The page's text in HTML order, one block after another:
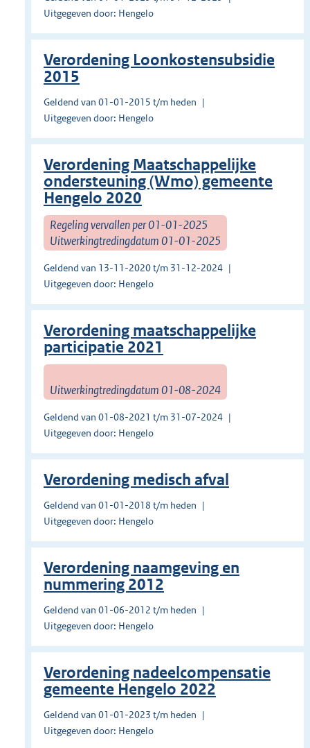
Uitgegeven door: Hengelo
Verordening Loonkostensubsidie
2015
Geldend van 01-01-2015 t/m heden
Uitgegeven door: Hengelo
Verordening Maatschappelijke
ondersteuning (Wmo) gemeente
Hengelo 2020
Regeling vervallen per 01-01-2025
Uitwerkingtredingdatum 01-01-2025
Geldend van 13-11-2020 t/m 31-12-2024
Uitgegeven door: Hengelo
Verordening maatschappelijke
participatie 2021
Uitwerkingtredingdatum 01-08-2024
Geldend van 01-08-2021 t/m 31-07-2024
Uitgegeven door: Hengelo
Verordening medisch afval
Geldend van 01-01-2018 t/m heden
Uitgegeven door: Hengelo
Verordening naamgeving en
nummering 2012
Geldend van 01-06-2012 t/m heden
Uitgegeven door: Hengelo
Verordening nadeelcompensatie
gemeente Hengelo 2022
Geldend van 01-01-2023 t/m heden
Uitgegeven door: Hengelo